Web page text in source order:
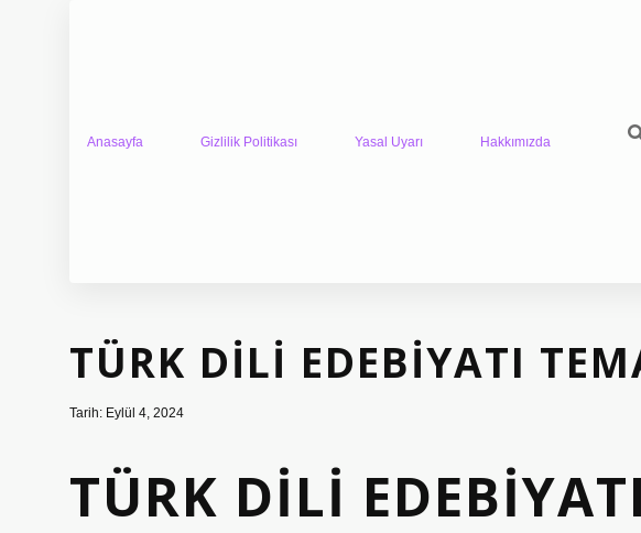
Anasayfa Gizlilik Politikası Yasal Uyarı Hakkımızda
TÜRK DILI EDEBIYATI
Tarih: Eylül 4, 2024
TÜRK DILI